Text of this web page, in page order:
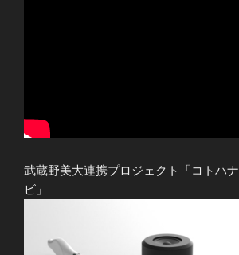
武蔵野美大連携プロジェクト「コトハナ
ビ」